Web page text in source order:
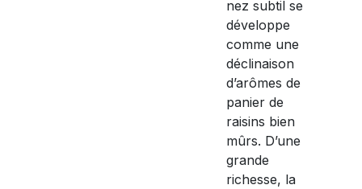
nez subtil se
développe
comme une
déclinaison
d’arômes de
panier de
raisins bien
mûrs. D’une
grande
richesse, la